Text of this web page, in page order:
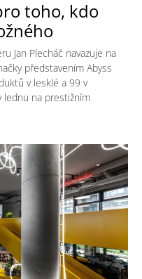
toho, kdo
Jan Plecháč navazuje na
představením Abyss
v lesklé a 99 v
lednu na prestižním